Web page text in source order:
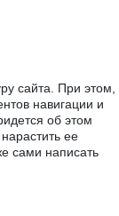
сайта. При этом,
навигации и
об этом
ее
сами написать